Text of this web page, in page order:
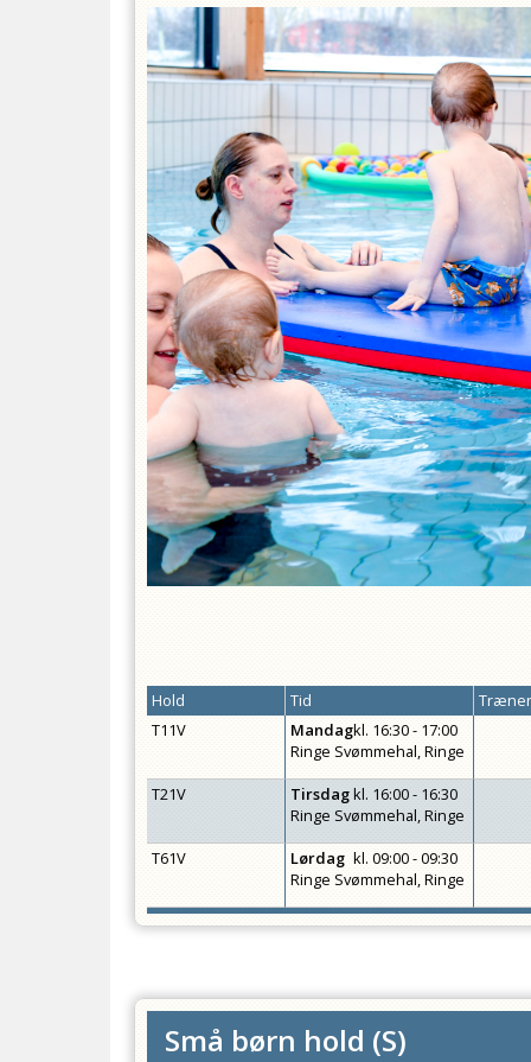
Hold Tid
T11V
Mandagkl. 16:30 - 17:00
Ringe Svømmehal, Ringe
T21V
Tirsdagkl. 16:00 - 16:30
Ringe Svømmehal, Ringe
T61V
Lørdag kl.09:00 - 09:30
Ringe Svømmehal, Ringe
Små børn hold (S)